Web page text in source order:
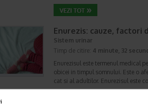
Enurezis: cauze, factori
Sistem urinar
Timp de citire: 4 minute, 32
Enurezisul este termenul medical
obicei in timpul somnului. Este o
cat si al adultilor. Enurezisul este